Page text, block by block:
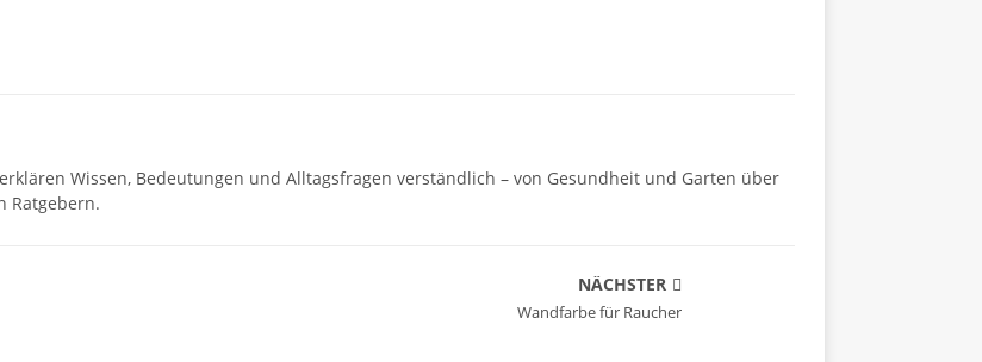
Wissen, Bedeutungen und Alltagsfragen verständlich – von Gesundheit und Garten über
Ratgebern.
NÄCHSTER
Wandfarbe für Raucher